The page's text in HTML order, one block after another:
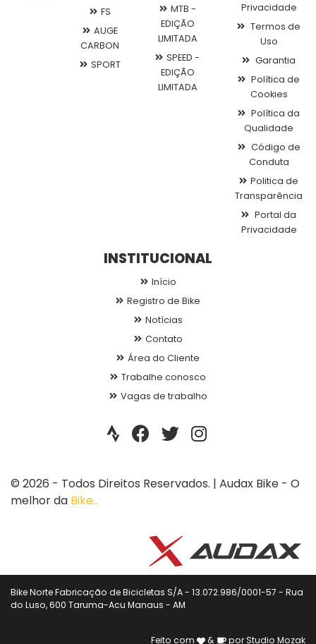
FS
AUGE
CARBON
SPORT
MTB -
EDIÇÃO
LIMITADA
SPEED -
EDIÇÃO
LIMITADA
Privacidade
Termos de
Uso
Garantia
Política de
Cookies
Política da
Qualidade
Código de
Conduta
Politica de
Transparência
Portal da
Privacidade
INSTITUCIONAL
Início
Registro de Bike
Notícias
Contato
Área do Cliente
Trabalhe conosco
Vagas de trabalho
© 2026 - Todos Direitos Reservados. | Audax Bike - O
melhor da Bike..
Bike Norte Fabricação de Bicicletas S/A - 13.072.986/0001-57 - Rua
do Luso, 600 Taruma-Acu Manaus - AM
Feito com & porStudio Mozak